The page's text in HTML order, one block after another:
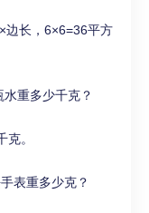
边长，6×6=36平方
重多少千克？
。
表重多少克？